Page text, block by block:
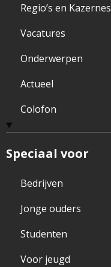
Regio’s en Kazernes
Vacatures
Onderwerpen
Actueel
Colofon
Speciaal voor
Bedrijven
Jonge ouders
Studenten
Voor jeugd